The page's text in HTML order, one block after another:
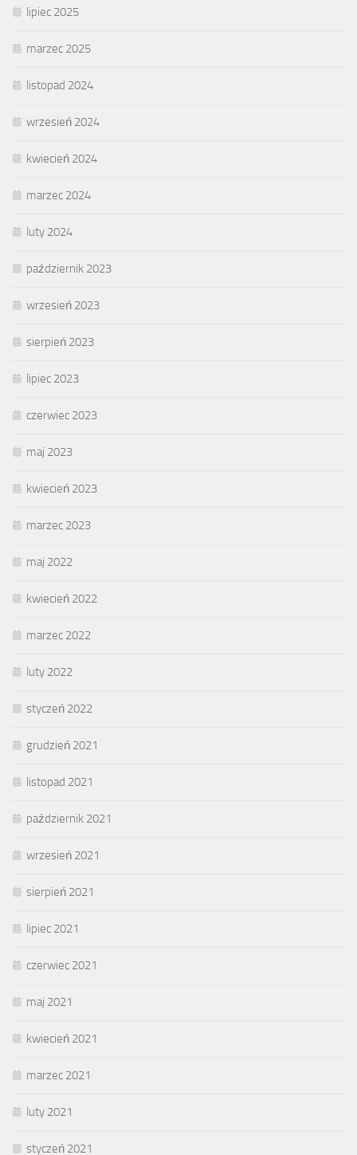
lipiec 2025
marzec 2025
listopad 2024
wrzesień 2024
kwiecień 2024
marzec 2024
luty 2024
październik 2023
wrzesień 2023
sierpień 2023
lipiec 2023
czerwiec 2023
maj 2023
kwiecień 2023
marzec 2023
maj 2022
kwiecień 2022
marzec 2022
luty 2022
styczeń 2022
grudzień 2021
listopad 2021
październik 2021
wrzesień 2021
sierpień 2021
lipiec 2021
czerwiec 2021
maj 2021
kwiecień 2021
marzec 2021
luty 2021
styczeń 2021